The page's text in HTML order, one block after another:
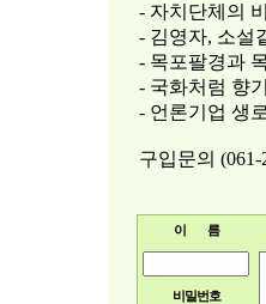
- 자치단체의
- 김영자, 소설
- 목포팔경과
- 국화처럼 향
- 언론기업 생
구입문의 (061-
이 름
비밀번호